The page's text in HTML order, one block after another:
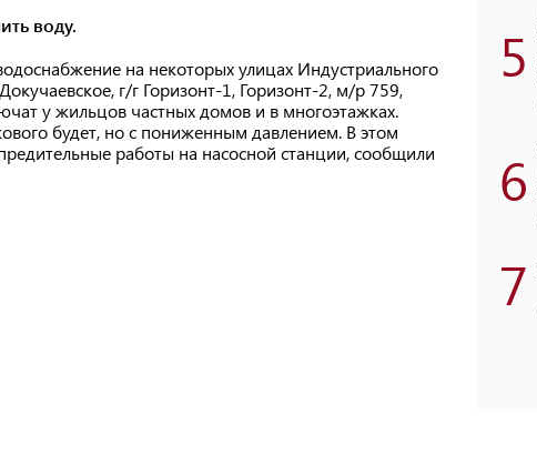
воду.
на некоторых улицах Индустриального
г/г Горизонт-1, Горизонт-2, м/р 759,
у жильцов частных домов и в многоэтажках.
будет, но с пониженным давлением. В этом
работы на насосной станции, сообщили
5
6
7